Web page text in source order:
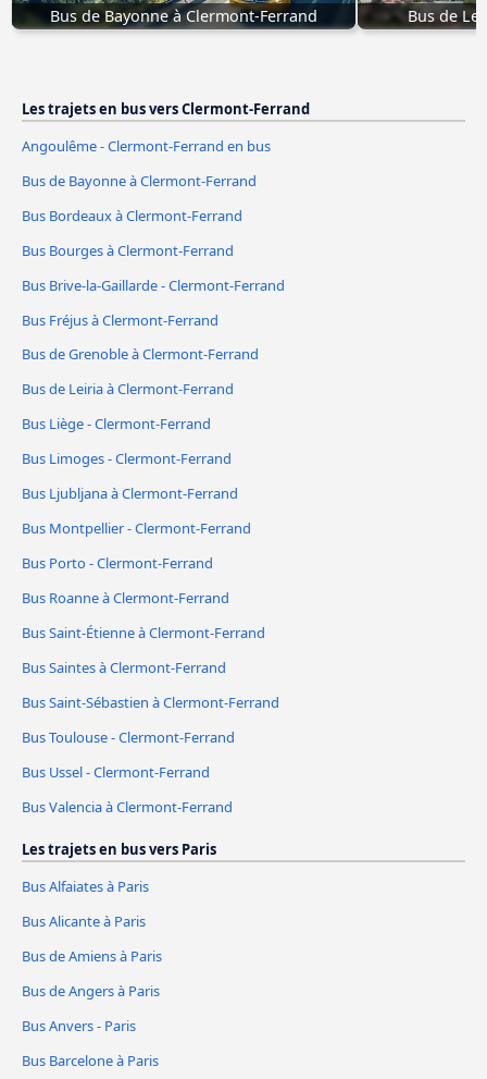
Bus de Bayonne à Clermont-Ferrand Bus de
Les trajets en bus vers Clermont-Ferrand
Angoulême - Clermont-Ferrand en bus
Bus de Bayonne à Clermont-Ferrand
Bus Bordeaux à Clermont-Ferrand
Bus Bourges à Clermont-Ferrand
Bus Brive-la-Gaillarde - Clermont-Ferrand
Bus Fréjus à Clermont-Ferrand
Bus de Grenoble à Clermont-Ferrand
Bus de Leiria à Clermont-Ferrand
Bus Liège - Clermont-Ferrand
Bus Limoges - Clermont-Ferrand
Bus Ljubljana à Clermont-Ferrand
Bus Montpellier - Clermont-Ferrand
Bus Porto - Clermont-Ferrand
Bus Roanne à Clermont-Ferrand
Bus Saint-Étienne à Clermont-Ferrand
Bus Saintes à Clermont-Ferrand
Bus Saint-Sébastien à Clermont-Ferrand
Bus Toulouse - Clermont-Ferrand
Bus Ussel - Clermont-Ferrand
Bus Valencia à Clermont-Ferrand
Les trajets en bus vers Paris
Bus Alfaiates à Paris
Bus Alicante à Paris
Bus de Amiens à Paris
Bus de Angers à Paris
Bus Anvers - Paris
Bus Barcelone à Paris